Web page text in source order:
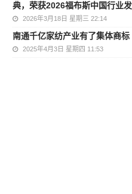
典，荣获2026福布斯中国行业
2026年3月18日 星期三 22:14
南通千亿家纺产业有了集体商标
2025年4月3日 星期四 11:53